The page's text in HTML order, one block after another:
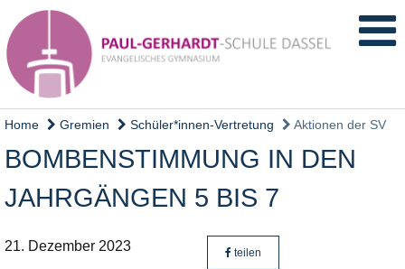
Home Gremien Schüler*innen-Vertretung Aktionen der SV
BOMBENSTIMMUNG IN DEN
JAHRGÄNGEN 5 BIS 7
21. Dezember 2023 teilen